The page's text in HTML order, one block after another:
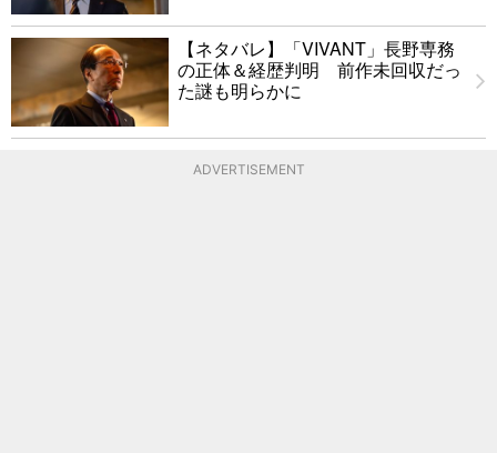
【ネタバレ】「VIVANT」長野専務
の正体＆経歴判明 前作未回収だっ
た謎も明らかに
ADVERTISEMENT